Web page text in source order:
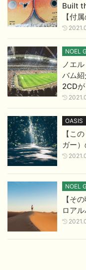
Built
【付
NOEL
ノエ
バム
2CDが
OASIS
【こ
ガー
NOEL
【そ
ロア